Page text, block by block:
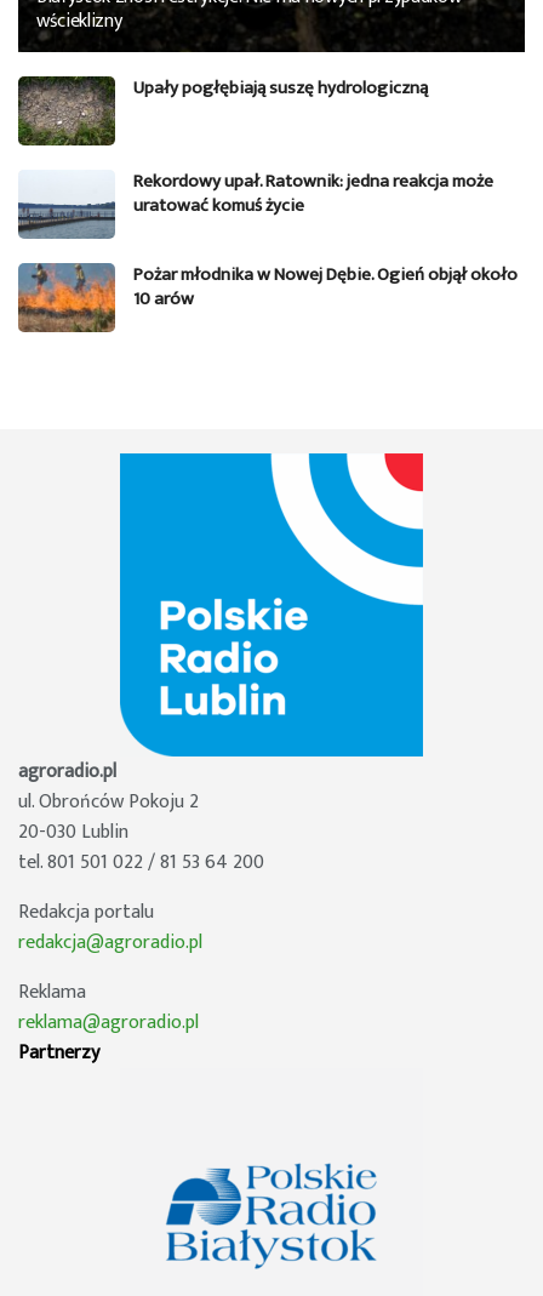
wścieklizny
Upały pogłębiają suszę hydrologiczną
Rekordowy upał. Ratownik: jedna reakcja może
uratować komuś życie
Pożar młodnika w Nowej Dębie. Ogień objął około
10 arów
agroradio.pl
ul. Obrońców Pokoju 2
20-030 Lublin
tel. 801 501 022 / 81 53 64 200
Redakcja portalu
redakcja@agroradio.pl
Reklama
reklama@agroradio.pl
Partnerzy